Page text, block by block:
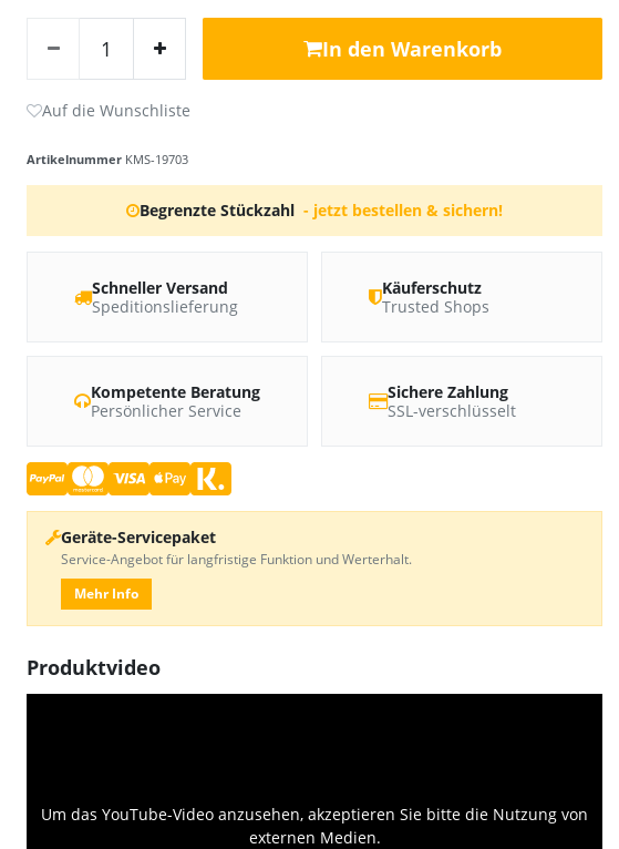
In den Warenkorb
Artikelnummer KMS-19703
Begrenzte Stückzahl - jetzt bestellen & sichern!
Schneller Versand
Speditionslieferung
Käuferschutz
Trusted Shops
Kompetente Beratung
Persönlicher Service
Sichere Zahlung
SSL-verschlüsselt
Geräte-Servicepaket
Service-Angebot für langfristige Funktion und Werterhalt.
Mehr Info
Produktvideo
Um das YouTube-Video anzusehen, akzeptieren Sie bitte die Nutzung von
externen Medien.